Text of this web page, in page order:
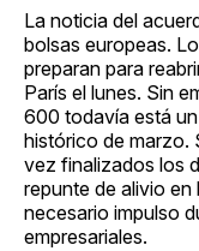
La noticia del
bolsas europeas.
preparan para
París el lunes. Sin
600 todavía está
histórico de marzo.
vez finalizados los
repunte de alivio
necesario impulso
empresariales.